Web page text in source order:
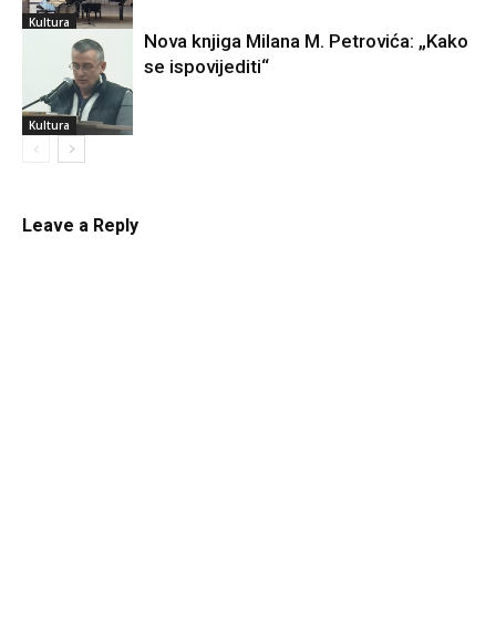
Kultura
Kultura
Nova knjiga Milana M. Petrovića: „Kako
se ispovijediti“
Leave a Reply